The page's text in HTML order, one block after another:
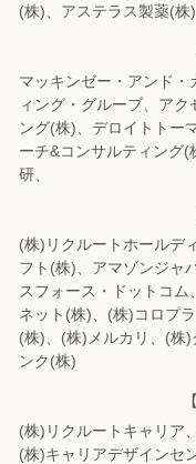
(株)、 アステラス製薬(株)
マッキンゼー・アンド
ィング・グループ、 アク
ング(株)、 デロイトトー
ーチ&コンサルティング(
研、
(株)リクルートホールデ
フト(株)、 アマゾンジャ
スフォース・ドットコム、
ネット(株)、(株)コロプラ
(株)、(株)メルカリ、(株)
ンク(株)
(株)リクルートキャリア
(株)キャリアデザインセ